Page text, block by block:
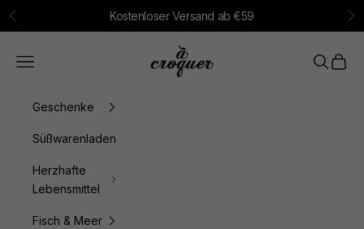
Zum Inhalt springen
Zurück Kostenloser Versand ab €59
à croquer
Menü Suchen
Geschenke
Süßwarenladen
Herzhafte
Lebensmittel
Fisch & Meer